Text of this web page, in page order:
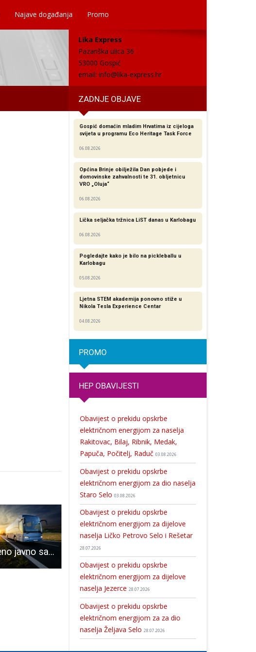
Najave događanja Promo
Lika Express
Pazariška ulica 36
53000 Gospić
email: info@lika-express.hr
ZADNJE OBJAVE
Objavljeno javno savjetovanje sa zainteresiranom javnošću o prijedlogu mreže linija za obavljanje županijskog linijskog prijevoza putnika u cestovnom prometu na području Ličko-senjske županije
Gospić domaćin mladim Hrvatima iz cijeloga
svijeta u programu Eco Heritage Task Force
06.08.2026
Općina Brinje obilježila Dan pobjede i
domovinske zahvalnosti te 31. obljetnicu
VRO „Oluja“
06.08.2026
Lička seljačka tržnica LiST danas u Karlobagu
06.08.2026
Pogledajte kako je bilo na pickleballu u
Karlobagu
05.08.2026
Ljetna STEM akademija ponovno stiže u
Nikola Tesla Experience Centar
04.08.2026
PROMO
HEP OBAVIJESTI
Obavijest o prekidu opskrbe
električnom energijom za naselja
Rakitovac, Bilaj, Ribnik, Medak,
Papuča, Počitelj, Raduč 03.08.2026
Obavijest o prekidu opskrbe
električnom energijom za dio naselja
Staro Selo 03.08.2026
Obavijest o prekidu opskrbe
električnom energijom za dijelove
naselja Ličko Petrovo Selo i Rešetar
28.07.2026
Obavijest o prekidu opskrbe
električnom energijom za dijelove
naselja Jezerce 28.07.2026
Obavijest o prekidu opskrbe
električnom energijom za za dio
naselja Željava Selo 28.07.2026